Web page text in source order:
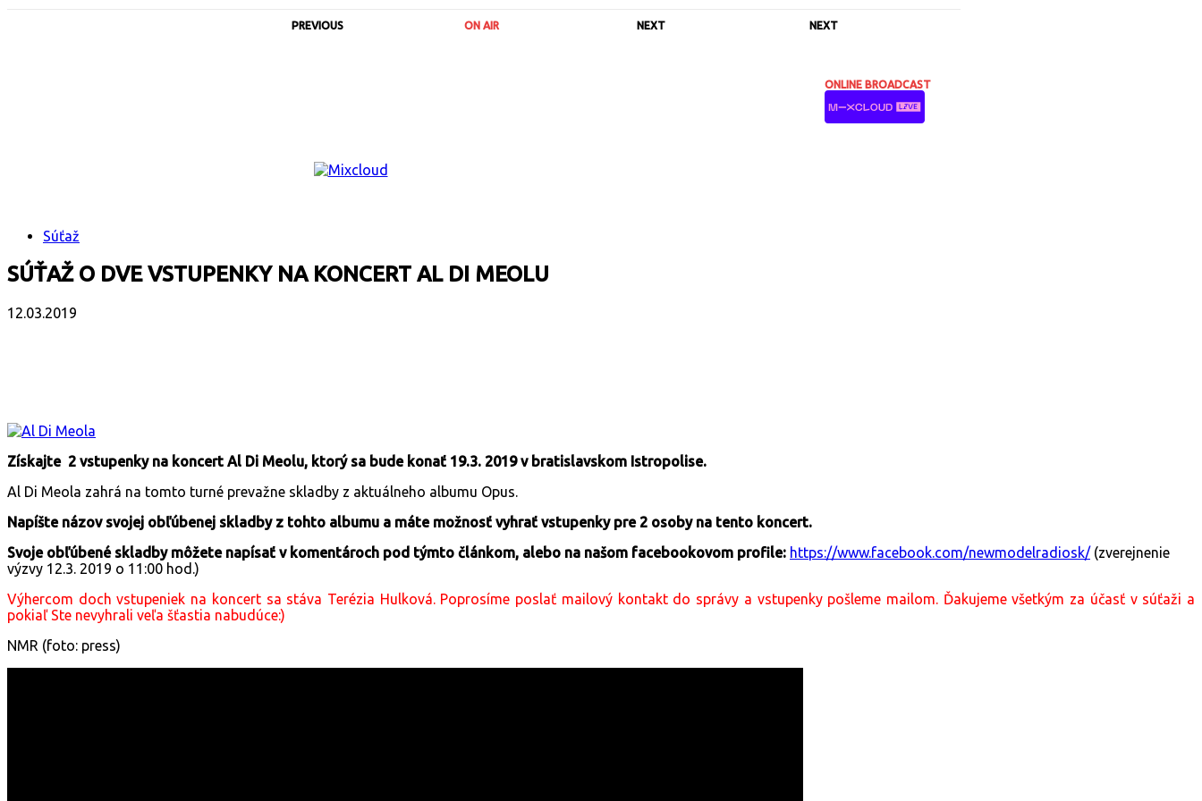
PREVIOUS ON AIR NEXT NEXT
ONLINE BROADCAST
Súťaž
SÚŤAŽ O DVE VSTUPENKY NA KONCERT AL DI MEOLU
12.03.2019
Získajte 2 vstupenky na koncert Al Di Meolu, ktorý sa bude konať 19.3. 2019 v bratislavskom Istropolise.
Al Di Meola zahrá na tomto turné prevažne skladby z aktuálneho albumu Opus.
Napíšte názov svojej obľúbenej skladby z tohto albumu a máte možnosť vyhrať vstupenky pre 2 osoby na tento koncert.
Svoje obľúbené skladby môžete napísať v komentároch pod týmto článkom, alebo na našom facebookovom profile: https://www.facebook.com/newmodelradiosk/(zverejnenie
výzvy 12.3. 2019 o 11:00 hod.)
Výhercom doch vstupeniek na koncert sa stáva Terézia Hulková. Poprosíme poslať mailový kontakt do správy a vstupenky pošleme mailom. Ďakujeme všetkým za účasť v súťaži a
pokiaľ Ste nevyhrali veľa šťastia nabudúce:)
NMR (foto: press)